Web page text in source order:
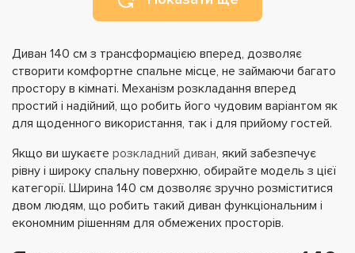
Диван 140 см з трансформацією вперед, дозволяє
створити комфортне спальне місце, не займаючи багато
простору в кімнаті. Механізм розкладання вперед
простий і надійний, що робить його чудовим варіантом як
для щоденного використання, так і для прийому гостей.
Якщо ви шукаєте розкладний диван, який забезпечує
рівну і широку спальну поверхню, обирайте модель з цієї
категорії. Ширина 140 см дозволяє зручно розміститися
двом людям, що робить такий диван функціональним і
економним рішенням для обмежених просторів.